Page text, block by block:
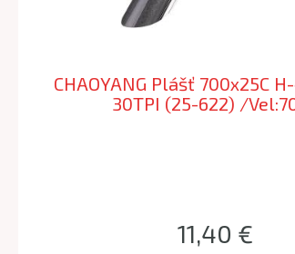
CHAOYANG Plášť 700x25C
30TPI (25-622) /
11,40 €